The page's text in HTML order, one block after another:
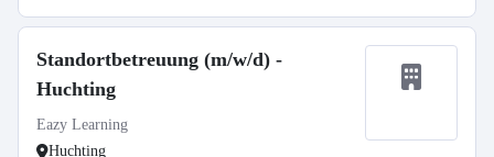
Standortbetreuung (m/w/d) -
Huchting
Eazy Learning
Huchting